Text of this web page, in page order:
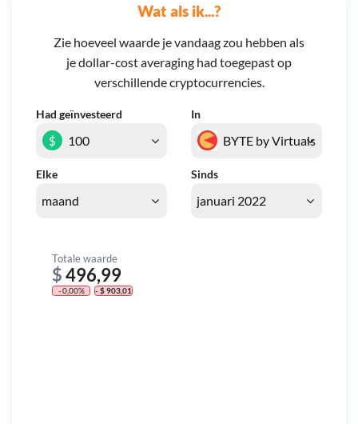
Wat als ik...?
Zie hoeveel waarde je vandaag zou hebben als
je dollar-cost averaging had toegepast op
verschillende cryptocurrencies.
Had geïnvesteerd In
Elke Sinds
$
Totale waarde
$496,99
- 0,00% - $ 903,01